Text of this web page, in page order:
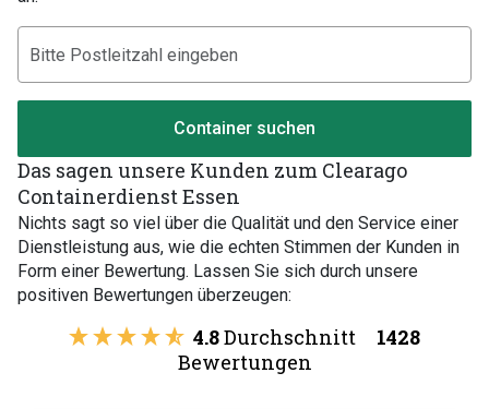
Container suchen
Das sagen unsere Kunden zum Clearago
Containerdienst Essen
Nichts sagt so viel über die Qualität und den Service einer
Dienstleistung aus, wie die echten Stimmen der Kunden in
Form einer Bewertung. Lassen Sie sich durch unsere
positiven Bewertungen überzeugen:
4.8Durchschnitt
1428
Bewertungen